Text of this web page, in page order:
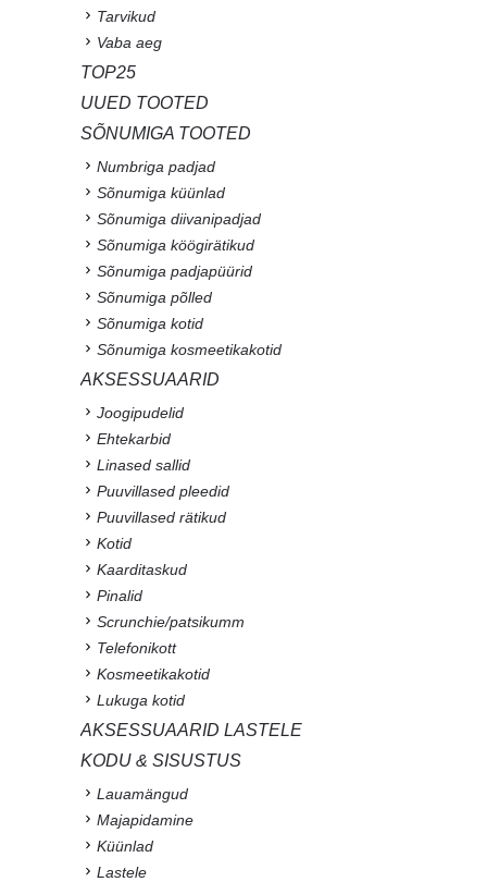
Tarvikud
Vaba aeg
TOP25
UUED TOOTED
SÕNUMIGA TOOTED
Numbriga padjad
Sõnumiga küünlad
Sõnumiga diivanipadjad
Sõnumiga köögirätikud
Sõnumiga padjapüürid
Sõnumiga põlled
Sõnumiga kotid
Sõnumiga kosmeetikakotid
AKSESSUAARID
Joogipudelid
Ehtekarbid
Linased sallid
Puuvillased pleedid
Puuvillased rätikud
Kotid
Kaarditaskud
Pinalid
Scrunchie/patsikumm
Telefonikott
Kosmeetikakotid
Lukuga kotid
AKSESSUAARID LASTELE
KODU & SISUSTUS
Lauamängud
Majapidamine
Küünlad
Lastele